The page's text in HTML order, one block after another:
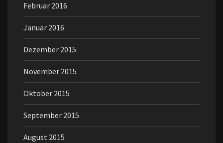
Februar 2016
Januar 2016
Dezember 2015
November 2015
Oktober 2015
September 2015
August 2015